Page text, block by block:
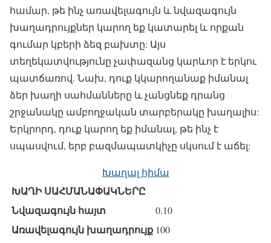
համար, թե ինչ առավելագույն և նվազագույն
խաղադրույքներ կարող եք կատարել և որքան
գումար կբերի ձեզ բախտը: Այս
տեղեկատվությունը չափազանց կարևոր է երկու
պատճառով. Նախ, դուք կկարողանաք իմանալ
ձեր խաղի սահմանները և չանցնեք դրանց
շրջանակը ամբողջական տարբերակը խաղալիս:
Երկրորդ, դուք կարող եք իմանալ, թե ինչ է
սպասվում, երբ բազմապատկիչը սկսում է աճել:
Խաղալ հիմա
ԽԱՂԻ ՍԱՀՄԱՆԱՓԱԿՆԵՐԸ
Նվազագույն հայտ
0.10
Առավելագույն խաղադրույք 100